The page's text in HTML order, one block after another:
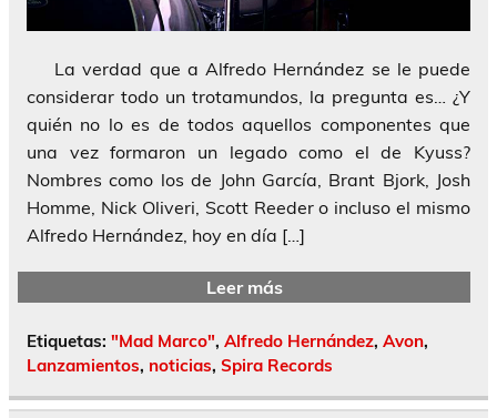
La verdad que a Alfredo Hernández se le puede
considerar todo un trotamundos, la pregunta es… ¿Y
quién no lo es de todos aquellos componentes que
una vez formaron un legado como el de Kyuss?
Nombres como los de John García, Brant Bjork, Josh
Homme, Nick Oliveri, Scott Reeder o incluso el mismo
Alfredo Hernández, hoy en día […]
Leer más
Etiquetas: "Mad Marco", Alfredo Hernández, Avon,
Lanzamientos, noticias, Spira Records